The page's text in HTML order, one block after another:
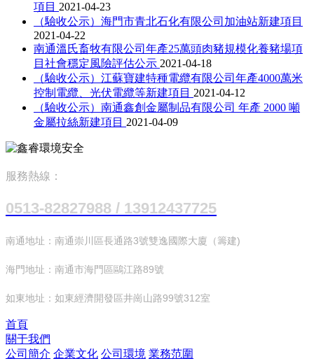
項目 2021-04-23
（驗收公示）海門市青北石化有限公司加油站新建項目
2021-04-22
南通溫氏畜牧有限公司年產25萬頭肉豬規模化養豬場項
目社會穩定風險評估公示 2021-04-18
（驗收公示）江蘇寶建特種電纜有限公司年產4000萬米
控制電纜、光伏電纜等新建項目 2021-04-12
（驗收公示）南通鑫創金屬制品有限公司 年產 2000 噸
金屬拉絲新建項目 2021-04-09
服務熱線：
0513-82827988 / 13912437725
南通地址：南通崇川區長通路3號雙逸國際大廈（籌建)
海門地址：南通市海門區鷗江路89號
如東地址：如東經濟開發區井崗山路99號312室
首頁
關于我們
公司簡介 企業文化 公司環境 業務范圍